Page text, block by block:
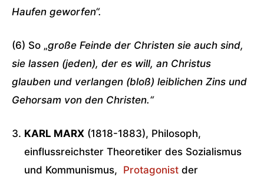
Haufen geworfen“.
(6) So „große Feinde der Christen sie auch sind,
sie lassen (jeden), der es will, an Christus
glauben und verlangen (bloß) leiblichen Zins und
Gehorsam von den Christen.“
KARL MARX (1818-1883), Philosoph,
einflussreichster Theoretiker des Sozialismus
und Kommunismus, ­ Protagonist der